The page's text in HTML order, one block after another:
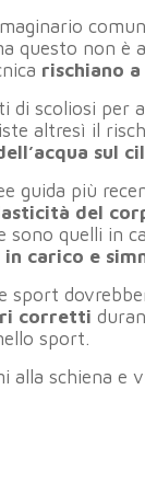
questo non è
rischiano
di scoliosi per
altresì il
sul
guida più
del
sono quelli in
in carico e
sport
corretti
sport.
alla schiena e